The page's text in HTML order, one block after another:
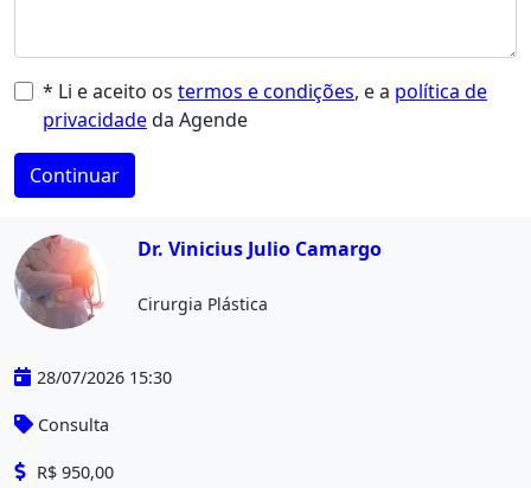
* Li e aceito os termos e condições, e a política de
privacidadeda Agende
Continuar
Dr. Vinicius Julio Camargo
Cirurgia Plástica
28/07/2026 15:30
Consulta
R$ 950,00